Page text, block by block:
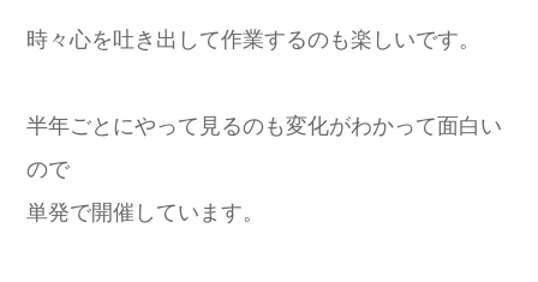
時々心を吐き出して作業するのも楽しいです。
半年ごとにやって見るのも変化がわかって面白い
ので
単発で開催しています。